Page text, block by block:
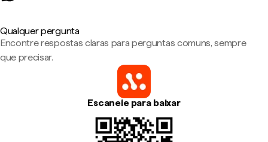
Qualquer pergunta
Encontre respostas claras para perguntas comuns, sempre
que precisar.
Escaneie para baixar